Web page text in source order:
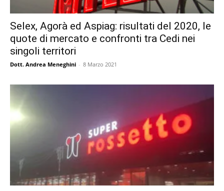
Selex, Agorà ed Aspiag: risultati del 2020, le
quote di mercato e confronti tra Cedi nei
singoli territori
Dott. Andrea Meneghini - 8 Marzo 2021